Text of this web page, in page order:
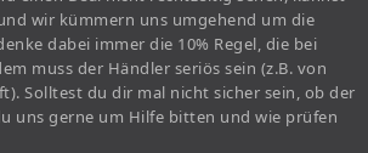
wir kümmern uns umgehend um die
dabei immer die 10% Regel, die bei
muss der Händler seriös sein (z.B. von
Solltest du dir mal nicht sicher sein, ob der
uns gerne um Hilfe bitten und wie prüfen